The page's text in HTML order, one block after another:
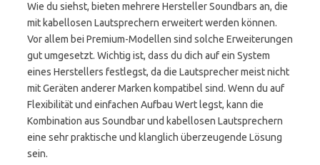
Wie du siehst, bieten mehrere Hersteller Soundbars an, die
mit kabellosen Lautsprechern erweitert werden können.
Vor allem bei Premium-Modellen sind solche Erweiterungen
gut umgesetzt. Wichtig ist, dass du dich auf ein System
eines Herstellers festlegst, da die Lautsprecher meist nicht
mit Geräten anderer Marken kompatibel sind. Wenn du auf
Flexibilität und einfachen Aufbau Wert legst, kann die
Kombination aus Soundbar und kabellosen Lautsprechern
eine sehr praktische und klanglich überzeugende Lösung
sein.